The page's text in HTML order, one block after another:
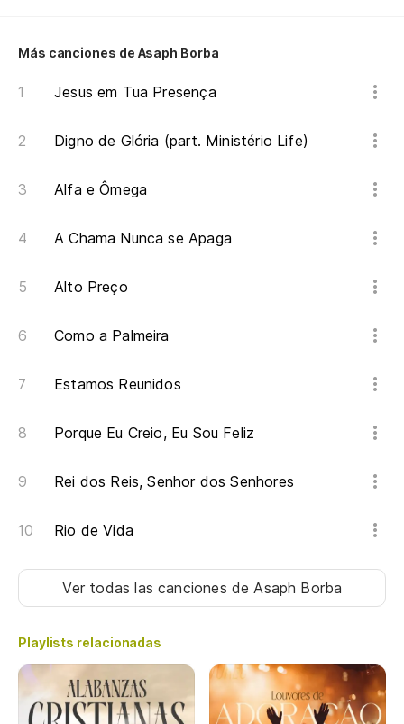
Más canciones de Asaph Borba
Jesus em Tua Presença
Digno de Glória (part. Ministério Life)
Alfa e Ômega
A Chama Nunca se Apaga
Alto Preço
Como a Palmeira
Estamos Reunidos
Porque Eu Creio, Eu Sou Feliz
Rei dos Reis, Senhor dos Senhores
Rio de Vida
Ver todas las canciones de Asaph Borba
Playlists relacionadas